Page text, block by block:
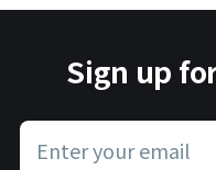
Sign up
Enter your email